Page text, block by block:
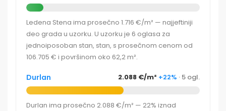
Ledena Stena ima prosečno 1.716 €/m² — najjeftiniji
deo grada u uzorku. U uzorku je 6 oglasa za
jednoiposoban stan, stan, s prosečnom cenom od
106.705 € i površinom oko 62,2 m².
Durlan 2.088 €/m² +22% · 5 ogl.
Durlan ima prosečno 2.088 €/m² — 22% iznad